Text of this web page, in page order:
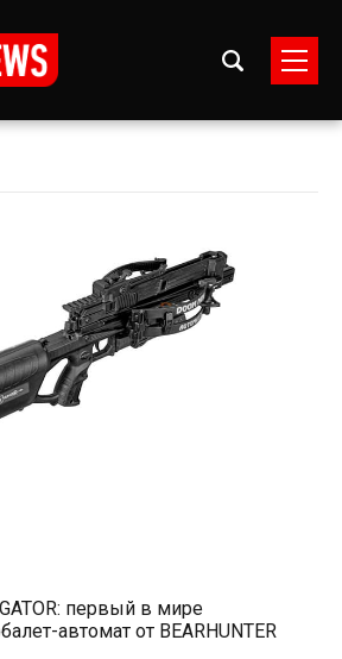
первый в мире
автомат от BEARHUNTER